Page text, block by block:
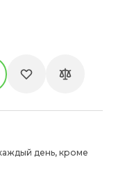
день, кроме